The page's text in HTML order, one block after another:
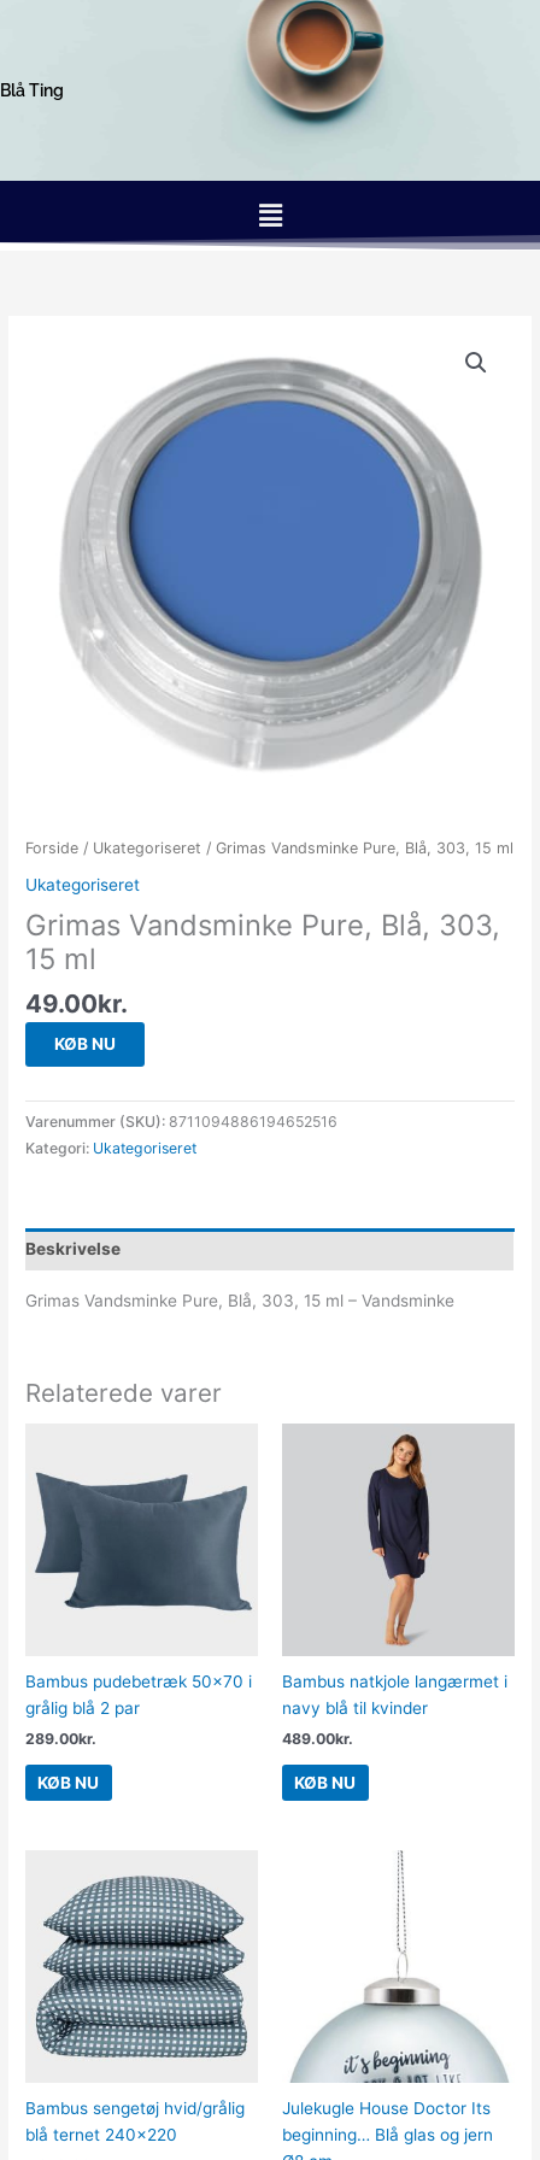
Blå Ting
Menu
Forside / Ukategoriseret / Grimas Vandsminke Pure, Blå, 303, 15 ml
Ukategoriseret
Grimas Vandsminke Pure, Blå, 303,
15 ml
49.00kr.
KØB NU
Varenummer (SKU):8711094886194652516
Kategori: Ukategoriseret
Beskrivelse
Grimas Vandsminke Pure, Blå, 303, 15 ml – Vandsminke
Relaterede varer
Bambus pudebetræk 50×70 i
grålig blå 2 par
289.00kr.
KØB NU
Bambus natkjole langærmet i
navy blå til kvinder
489.00kr.
KØB NU
Bambus sengetøj hvid/grålig
blå ternet 240×220
Julekugle House Doctor Its
beginning… Blå glas og jern